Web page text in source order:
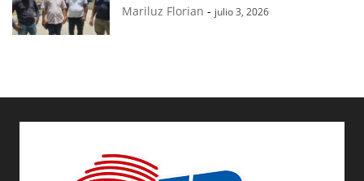
Mariluz Florian - julio 3, 2026